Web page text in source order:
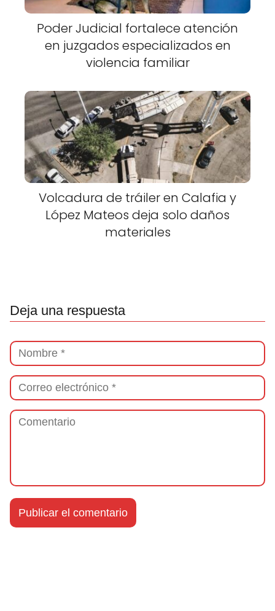
Poder Judicial fortalece atención
en juzgados especializados en
violencia familiar
Volcadura de tráiler en Calafia y
López Mateos deja solo daños
materiales
Deja una respuesta